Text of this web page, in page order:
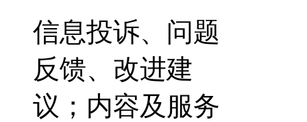
信息投诉、问题
反馈、改进建
议；内容及服务